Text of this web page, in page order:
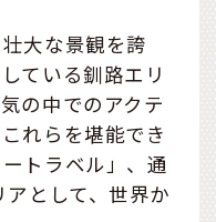
大な景観を誇
ている釧路エリ
の中でのアクテ
れらを堪能でき
トラベル」、通
として、世界か